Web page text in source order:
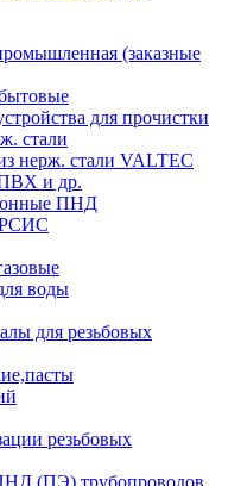
(заказные
для прочистки
стали
нерж. стали VALTEC
и др.
ПНД
воды
для резьбовых
резьбовых
(ПЭ) трубопроводов